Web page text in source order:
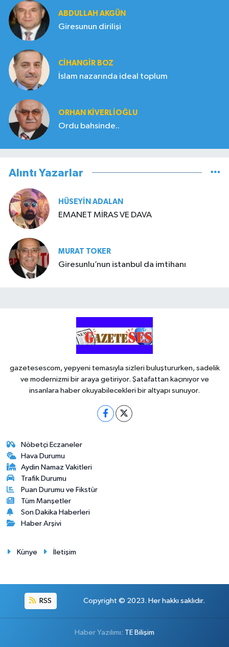
ABDULLAH AKGÜN
Giresunun dirilişi
CIHANGIR BOZ
İslam nazarında ideal toplum
ORHAN KIVERLIOĞLU
Ordu bahsinde..
Alıntı Yazarlar
HÜSEYIN ADALAN
EMANET MİRAS VE DAVA
MURAT TOKER
Giresunlu’nun istanbul da imtihanı
gazetesescom, yepyeni temasıyla sizleri buluştururken, sadelik
ve modernizmi bir araya getiriyor. Şatafattan kaçınıyor ve
insanlara haber okuyabilecekleri bir altyapı sunuyor.
Nöbetçi Eczaneler
Hava Durumu
Aydin Namaz Vakitleri
Trafik Durumu
Puan Durumu ve Fikstür
Tüm Manşetler
Son Dakika Haberleri
Haber Arşivi
Künye İletişim
RSS Copyright © 2023. Her hakkı saklıdır.
Haber Yazılımı: TE Bilişim